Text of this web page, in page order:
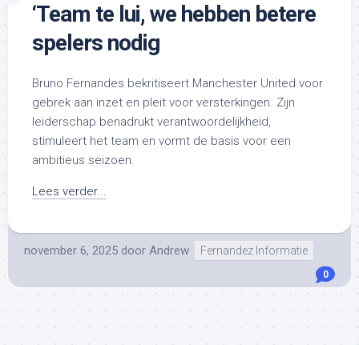
‘Team te lui, we hebben betere
spelers nodig
Bruno Fernandes bekritiseert Manchester United voor
gebrek aan inzet en pleit voor versterkingen. Zijn
leiderschap benadrukt verantwoordelijkheid,
stimuleert het team en vormt de basis voor een
ambitieus seizoen.
Lees verder...
november 6, 2025 door Andrew Fernandez Informatie
0